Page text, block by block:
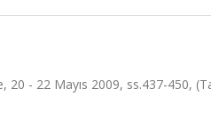
- 22 Mayıs 2009, ss.437-450,